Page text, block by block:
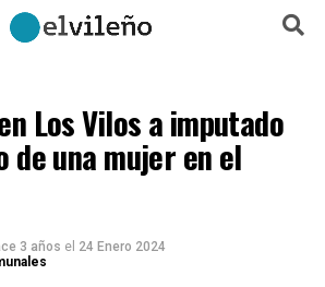
Los Vilos a imputado
de una mujer en el
3 años el 24 Enero 2024